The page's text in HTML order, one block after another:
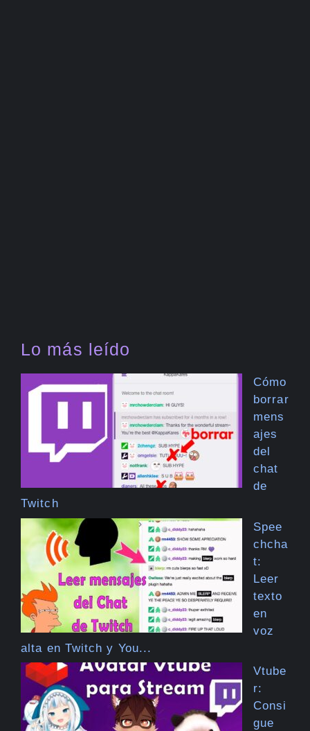
Lo más leído
Cómo
borrar
mens
ajes
del
chat
de
Twitch
Spee
chcha
t:
Leer
texto
en
voz
alta en Twitch y You...
Vtube
r:
Consi
gue